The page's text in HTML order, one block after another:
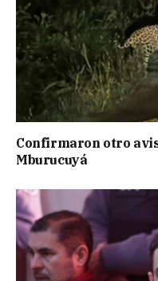
Confirmaron otro
Mburucuyá